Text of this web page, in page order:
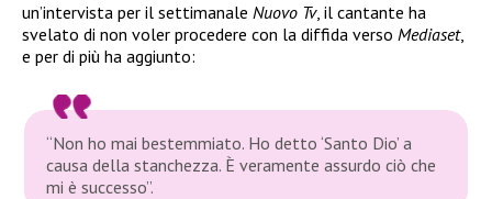
un’intervista per il settimanale Nuovo Tv, il cantante ha
svelato di non voler procedere con la diffida verso Mediaset,
e per di più ha aggiunto:
“Non ho mai bestemmiato. Ho detto ‘Santo Dio’ a
causa della stanchezza. È veramente assurdo ciò che
mi è successo”.